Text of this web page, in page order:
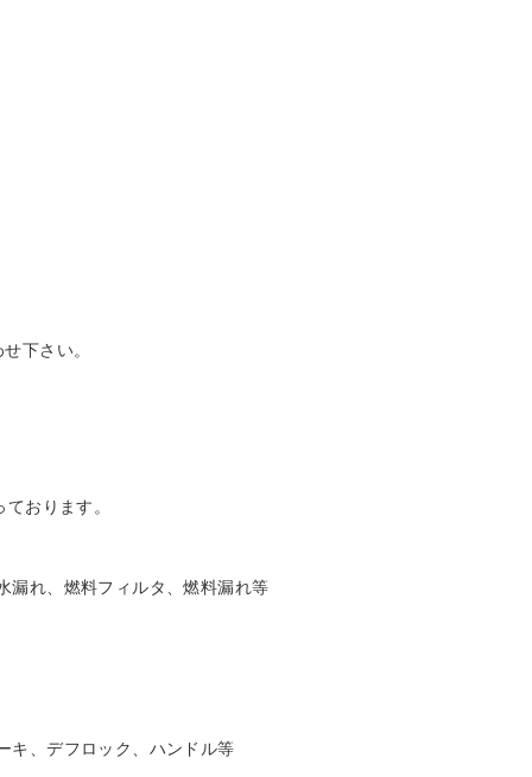
下さい。
おります。
漏れ、燃料フィルタ、燃料漏れ等
キ、デフロック、ハンドル等